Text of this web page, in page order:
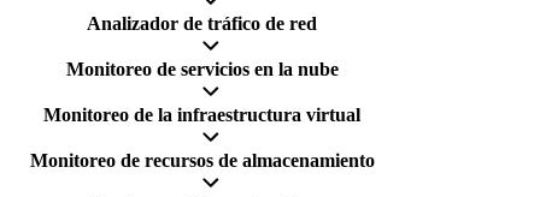
Analizador de tráfico de red
Monitoreo de servicios en la nube
Monitoreo de la infraestructura virtual
Monitoreo de recursos de almacenamiento